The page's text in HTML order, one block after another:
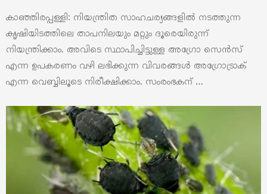
കാഞ്ഞിരപ്പള്ളി: നിയന്ത്രിത സാഹചര്യങ്ങളിൽ നടത്തുന്ന
കൃഷിയിടത്തിലെ താപനിലയും മറ്റും ദൂരെയിരുന്ന്
നിയന്ത്രിക്കാം. അവിടെ സ്ഥാപിച്ചിട്ടുള്ള അഗ്രോ സെൻസ്
എന്ന ഉപകരണം വഴി ലഭിക്കുന്ന വിവരങ്ങൾ അഗ്രോട്രാക്
എന്ന വെബ്ബിലൂടെ നിരീക്ഷിക്കാം. സംരംഭകന് …